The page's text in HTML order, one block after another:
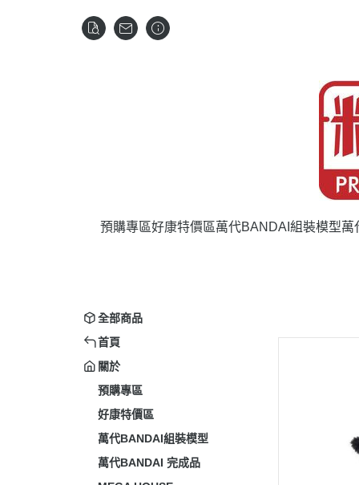
預購專區好康特價區萬代BANDAI組裝模型萬
全部商品
首頁
關於
預購專區
好康特價區
萬代BANDAI組裝模型
萬代BANDAI 完成品